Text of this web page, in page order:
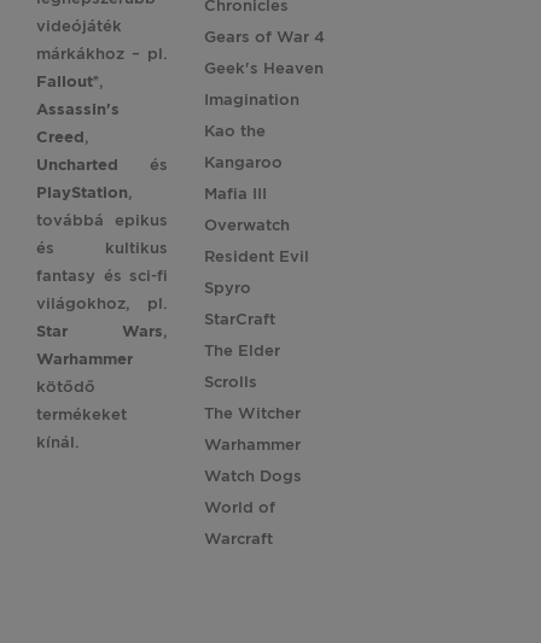
videójáték
márkákhoz – pl.
Fallout®,
Assassin's
Creed,
Uncharted és
PlayStation,
továbbá epikus
és kultikus
fantasy és sci-fi
világokhoz, pl.
Star
Wars,
Warhammer
kötődő
termékeket
kínál.
Chronicles
Gears of War 4
Geek's Heaven
Imagination
Kao the
Kangaroo
Mafia III
Overwatch
Resident Evil
Spyro
StarCraft
The Elder
Scrolls
The Witcher
Warhammer
Watch Dogs
World of
Warcraft